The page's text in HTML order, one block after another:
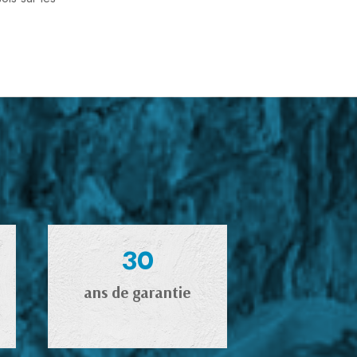
30
ans de garantie